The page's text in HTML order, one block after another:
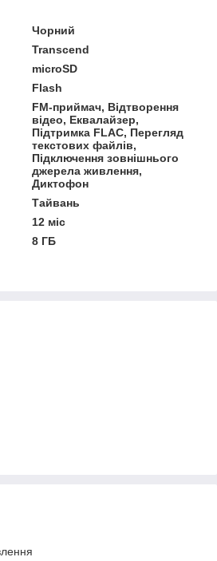
Чорний
Transcend
microSD
Flash
FM-приймач, Відтворення
відео, Еквалайзер,
Підтримка FLAС, Перегляд
текстових файлів,
Підключення зовнішнього
джерела живлення,
Диктофон
Тайвань
12 міс
8 ГБ